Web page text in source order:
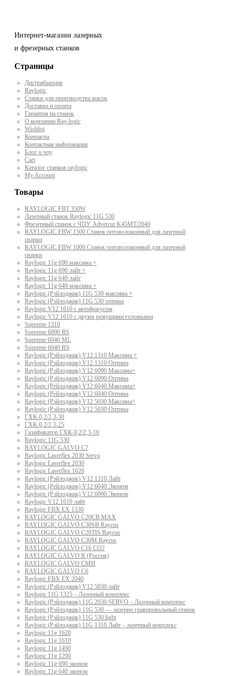
Интернет-магазин лазерных
и фрезерных станков
Страницы
Дистрибьюция
Raylogic
Станки для производства масок
Доставка и оплата
Гарантия на станок
О компании Ray-logic
Wishlist
Контакты
Контактная информация
Блог о чпу
Cart
Каталог станков raylogic
My Account
Товары
RAYLOGIC FBT 350W
Лазерный станок Raylogic 11G 530
Фрезерный станок с ЧПУ Advercut K45MT/2040
RAYLOGIC FBW 1500 Станок оптоволоконный для лазерной
сварки
RAYLOGIC FBW 1000 Станок оптоволоконный для лазерной
сварки
Raylogic 11g 690 максима +
Raylogic 11g 690 лайт +
Raylogic 11g 640 лайт
Raylogic 11g 640 максима +
Raylogic (Рэйлоджик) 11G 530 максима +
Raylogic (Рэйлоджик) 11G 530 оптима
Raylogic V12 1610 с автофокусом
Raylogic V12 1610 с двумя режущими головками
Supreme 1310
Supreme 6090 RS
Supreme 6040 ML
Supreme 6040 RS
Raylogic (Рэйлоджик) V12 1310 Максима +
Raylogic (Рэйлоджик) V12 1310 Оптима
Raylogic (Рэйлоджик) V12 6090 Максима+
Raylogic (Рэйлоджик) V12 6090 Оптима
Raylogic (Рейлоджик) V12 6040 Максима+
Raylogic (Рейлоджик) V12 6040 Оптима
Raylogic (Рэйлоджик) V12 5030 Максима+
Raylogic (Рэйлоджик) V12 5030 Оптима
ГХК-0,2/2,3-30
ГХК-0,2/2,3-25
Газификатор ГХК-0,2/2,3-10
Raylogic 11G 530
RAYLOGIC GALVO С7
Raylogic Laserflex 2030 Servo
Raylogic Laserflex 2030
Raylogic Laserflex 1620
Raylogic (Рэйлоджик) V12 1310 Лайт
Raylogic (Рейлоджик) V12 6040 Эконом
Raylogic (Рэйлоджик) V12 6090 Эконом
Raylogic V12 1610 лайт
Raylogic FBX EX 1530
RAYLOGIC GALVO С20CB MAX
RAYLOGIC GALVO С30SB Raycus
RAYLOGIC GALVO C20TIS Raycus
RAYLOGIC GALVO С30M Raycus
RAYLOGIC GALVO С16 CO2
RAYLOGIC GALVO R (Россия)
RAYLOGIC GALVO CMH
RAYLOGIC GALVO С6
Raylogic FBX EX 2040
Raylogic (Рэйлоджик) V12 5030 лайт
Raylogic 11G 1325 – Лазерный комплекс
Raylogic (Рэйлоджик) 11G 2030 SERVO – Лазерный комплекс
Raylogic (Рэйлоджик) 11G 530 — лазерно гравировальный станок
Raylogic (Рэйлоджик) 11G 530 light
Raylogic (Рэйлоджик) 11G 1310 Лайт – лазерный комплекс
Raylogic 11g 1620
Raylogic 11g 1610
Raylogic 11g 1490
Raylogic 11g 1290
Raylogic 11g 690 эконом
Raylogic 11g 640 эконом